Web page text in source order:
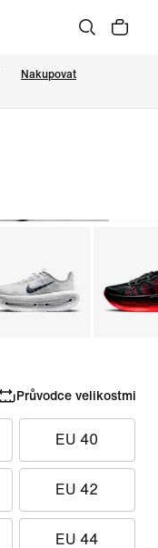
Nakupovat
Průvodce velikostmi
EU 40
EU 42
EU 44